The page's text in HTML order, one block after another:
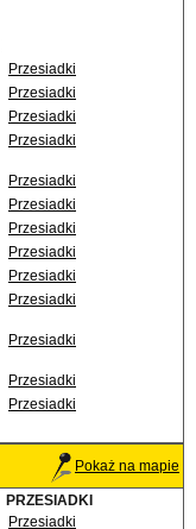
Przesiadki
Przesiadki
Przesiadki
Przesiadki
Przesiadki
Przesiadki
Przesiadki
Przesiadki
Przesiadki
Przesiadki
Przesiadki
Przesiadki
Przesiadki
Pokaż na mapie
PRZESIADKI
Przesiadki